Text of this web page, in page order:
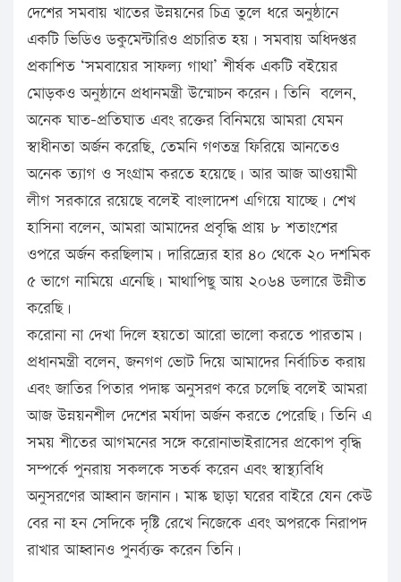
দেশের সমবায় খাতের উন্নয়নের চিত্র তুলে ধরে অনুষ্ঠানে
একটি ভিডিও ডকুমেন্টারিও প্রচারিত হয়। সমবায় অধিদপ্তর
প্রকাশিত ‘সমবায়ের সাফল্য গাথা’ শীর্ষক একটি বইয়ের
মোড়কও অনুষ্ঠানে প্রধানমন্ত্রী উন্মোচন করেন। তিনি বলেন,
অনেক ঘাত-প্রতিঘাত এবং রক্তের বিনিময়ে আমরা যেমন
স্বাধীনতা অর্জন করেছি, তেমনি গণতন্ত্র ফিরিয়ে আনতেও
অনেক ত্যাগ ও সংগ্রাম করতে হয়েছে। আর আজ আওয়ামী
লীগ সরকারে রয়েছে বলেই বাংলাদেশ এগিয়ে যাচ্ছে। শেখ
হাসিনা বলেন, আমরা আমাদের প্রবৃদ্ধি প্রায় ৮ শতাংশের
ওপরে অর্জন করছিলাম। দারিদ্র্যের হার ৪০ থেকে ২০ দশমিক
৫ ভাগে নামিয়ে এনেছি। মাথাপিছু আয় ২০৬৪ ডলারে উন্নীত
করেছি।
করোনা না দেখা দিলে হয়তো আরো ভালো করতে পারতাম।
প্রধানমন্ত্রী বলেন, জনগণ ভোট দিয়ে আমাদের নির্বাচিত করায়
এবং জাতির পিতার পদাঙ্ক অনুসরণ করে চলেছি বলেই আমরা
আজ উন্নয়নশীল দেশের মর্যাদা অর্জন করতে পেরেছি। তিনি এ
সময় শীতের আগমনের সঙ্গে করোনাভাইরাসের প্রকোপ বৃদ্ধি
সম্পর্কে পুনরায় সকলকে সতর্ক করেন এবং স্বাস্থ্যবিধি
অনুসরণের আহ্বান জানান। মাস্ক ছাড়া ঘরের বাইরে যেন কেউ
বের না হন সেদিকে দৃষ্টি রেখে নিজেকে এবং অপরকে নিরাপদ
রাখার আহ্বানও পুনর্ব্যক্ত করেন তিনি।